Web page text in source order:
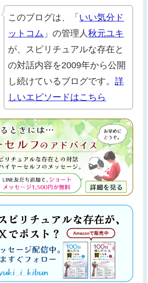
このブログは、「 いい気分ド
ットコム 」の管理人秋元ユキ
が、スピリチュアルな存在と
の対話内容を2009年から公開
し続けているブログです。詳
しいエピソードはこちら